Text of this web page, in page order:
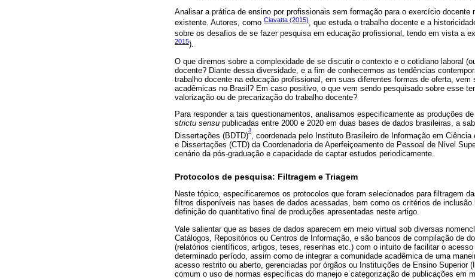
Analisar a prática de ensino por profissionais sem formação para o exercício docente
existente. Autores, como Ciavatta (2015), que estuda o trabalho docente e a
sobre os desafios de se fazer pesquisa em educação profissional, tendo em vista a
2015).
O que diremos sobre a complexidade de se discutir o contexto e o cotidiano laboral
docente? Diante dessa diversidade, e a fim de conhecermos as tendências
trabalho docente na educação profissional, em suas diferentes formas de oferta, vem
acadêmicas no Brasil? Em caso positivo, o que vem sendo pesquisado sobre esse
valorização ou de precarização do trabalho docente?
Para responder a tais questionamentos, analisamos especificamente as produções
strictu sensu publicadas entre 2000 e 2020 em duas bases de dados brasileiras, a
Dissertações (BDTD)
3
, coordenada pelo Instituto Brasileiro de Informação em
e Dissertações (CTD) da Coordenadoria de Aperfeiçoamento de Pessoal de Nível
cenário da pós-graduação e capacidade de captar estudos periodicamente.
Protocolos de pesquisa: Filtragem e Triagem
Neste tópico, especificaremos os protocolos que foram selecionados para filtragem
filtros disponíveis nas bases de dados acessadas, bem como os critérios de
definição do quantitativo final de produções apresentadas neste artigo.
Vale salientar que as bases de dados aparecem em meio virtual sob diversas
Catálogos, Repositórios ou Centros de Informação, e são bancos de compilação de
(relatórios científicos, artigos, teses, resenhas etc.) com o intuito de facilitar o
determinado período, assim como de integrar a comunidade acadêmica de uma
acesso restrito ou aberto, gerenciadas por órgãos ou Instituições de Ensino Superior
comum o uso de normas específicas do manejo e categorização de publicações em